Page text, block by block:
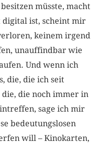
müsste, macht
digital ist, scheint mir
keinem irgend
unauffindbar wie
Und wenn ich
die, die ich seit
die, die noch immer in
sage ich mir
bedeutungslosen
will – Kinokarten,